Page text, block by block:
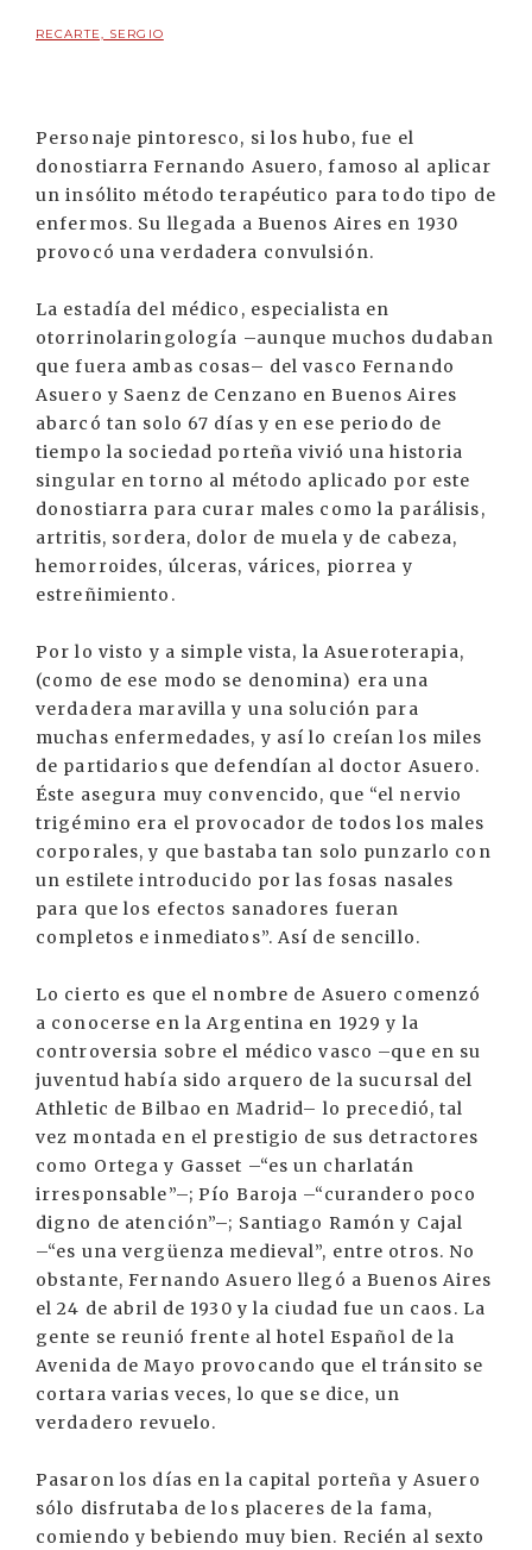
RECARTE, SERGIO
Personaje pintoresco, si los hubo, fue el
donostiarra Fernando Asuero, famoso al aplicar
un insólito método terapéutico para todo tipo de
enfermos. Su llegada a Buenos Aires en 1930
provocó una verdadera convulsión.
La estadía del médico, especialista en
otorrinolaringología –aunque muchos dudaban
que fuera ambas cosas– del vasco Fernando
Asuero y Saenz de Cenzano en Buenos Aires
abarcó tan solo 67 días y en ese periodo de
tiempo la sociedad porteña vivió una historia
singular en torno al método aplicado por este
donostiarra para curar males como la parálisis,
artritis, sordera, dolor de muela y de cabeza,
hemorroides, úlceras, várices, piorrea y
estreñimiento.
Por lo visto y a simple vista, la Asueroterapia,
(como de ese modo se denomina) era una
verdadera maravilla y una solución para
muchas enfermedades, y así lo creían los miles
de partidarios que defendían al doctor Asuero.
Éste asegura muy convencido, que “el nervio
trigémino era el provocador de todos los males
corporales, y que bastaba tan solo punzarlo con
un estilete introducido por las fosas nasales
para que los efectos sanadores fueran
completos e inmediatos”. Así de sencillo.
Lo cierto es que el nombre de Asuero comenzó
a conocerse en la Argentina en 1929 y la
controversia sobre el médico vasco –que en su
juventud había sido arquero de la sucursal del
Athletic de Bilbao en Madrid– lo precedió, tal
vez montada en el prestigio de sus detractores
como Ortega y Gasset –“es un charlatán
irresponsable”–; Pío Baroja –“curandero poco
digno de atención”–; Santiago Ramón y Cajal
–“es una vergüenza medieval”, entre otros. No
obstante, Fernando Asuero llegó a Buenos Aires
el 24 de abril de 1930 y la ciudad fue un caos. La
gente se reunió frente al hotel Español de la
Avenida de Mayo provocando que el tránsito se
cortara varias veces, lo que se dice, un
verdadero revuelo.
Pasaron los días en la capital porteña y Asuero
sólo disfrutaba de los placeres de la fama,
comiendo y bebiendo muy bien. Recién al sexto